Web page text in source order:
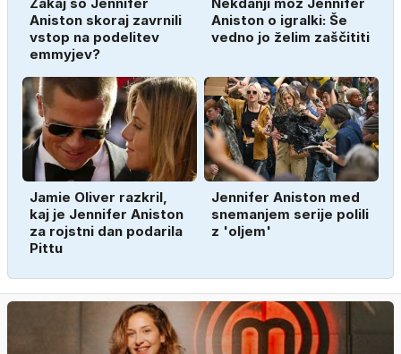
Zakaj so Jennifer
Aniston skoraj zavrnili
vstop na podelitev
emmyjev?
Nekdanji mož Jennifer
Aniston o igralki: Še
vedno jo želim zaščititi
Jamie Oliver razkril,
kaj je Jennifer Aniston
za rojstni dan podarila
Pittu
Jennifer Aniston med
snemanjem serije polili
z 'oljem'